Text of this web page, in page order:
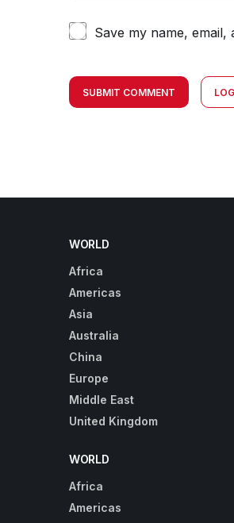
Save my name,
SUBMIT COMMENT
WORLD
Africa
Americas
Asia
Australia
China
Europe
Middle East
United Kingdom
WORLD
Africa
Americas